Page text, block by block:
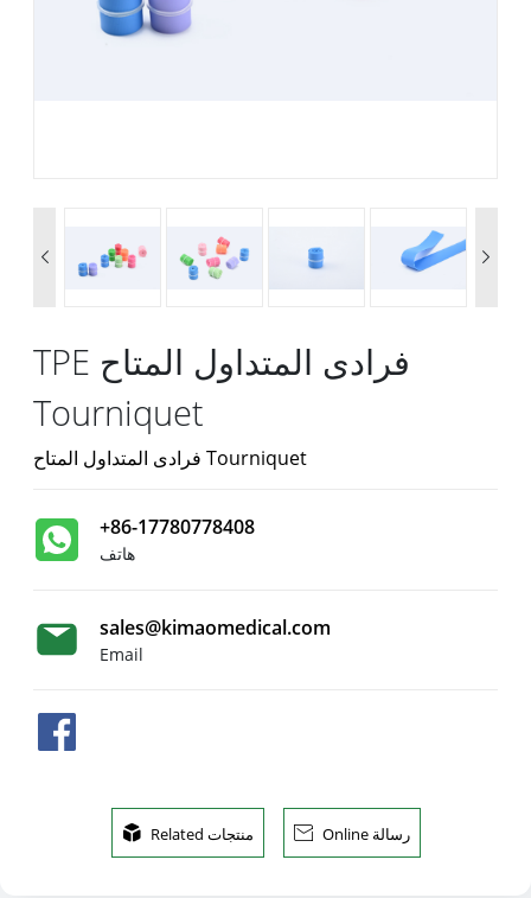
 
TPE فرادى المتداول المتاح
Tourniquet
فرادى المتداول المتاح Tourniquet
+86-17780778408
هاتف
sales@kimaomedical.com
Email
 Related منتجات  Online رسالة